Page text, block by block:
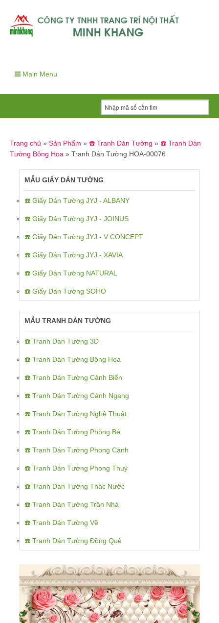
Main Menu
Trang chủ » Sản Phẩm » ☎️ Tranh Dán Tường » ☎️ Tranh Dán
Tường Bông Hoa » Tranh Dán Tường HOA-00076
MẪU GIẤY DÁN TƯỜNG
☎️ Giấy Dán Tường JYJ - ALBANY
☎️ Giấy Dán Tường JYJ - JOINUS
☎️ Giấy Dán Tường JYJ - V CONCEPT
☎️ Giấy Dán Tường JYJ - XAVIA
☎️ Giấy Dán Tường NATURAL
☎️ Giấy Dán Tường SOHO
MẪU TRANH DÁN TƯỜNG
☎️ Tranh Dán Tường 3D
☎️ Tranh Dán Tường Bông Hoa
☎️ Tranh Dán Tường Cảnh Biển
☎️ Tranh Dán Tường Cảnh Ngang
☎️ Tranh Dán Tường Nghệ Thuật
☎️ Tranh Dán Tường Phòng Bé
☎️ Tranh Dán Tường Phong Cảnh
☎️ Tranh Dán Tường Phong Thuỷ
☎️ Tranh Dán Tường Thác Nước
☎️ Tranh Dán Tường Trần Nhà
☎️ Tranh Dán Tường Vẽ
☎️ Tranh Dán Tường Đồng Quê